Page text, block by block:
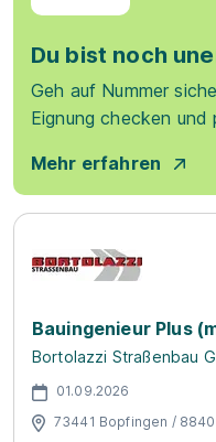
Du bist noch
Geh auf Nummer
Eignung checken
Mehr erfahren
Bauingenieur Plus
Bortolazzi Straßenbau
01.09.2026
73441 Bopfingen /